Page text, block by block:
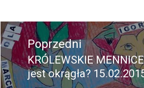
Nawigacja
wpisuPoprzedni
Poprzedni
wpis:
KRÓLEWSKIE
jest okrągła?